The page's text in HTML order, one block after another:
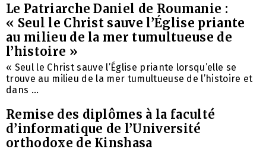
Le Patriarche Daniel de Roumanie :
« Seul le Christ sauve l’Église priante
au milieu de la mer tumultueuse de
l’histoire »
« Seul le Christ sauve l’Église priante lorsqu’elle se
trouve au milieu de la mer tumultueuse de l’histoire et
dans ...
Remise des diplômes à la faculté
d’informatique de l’Université
orthodoxe de Kinshasa